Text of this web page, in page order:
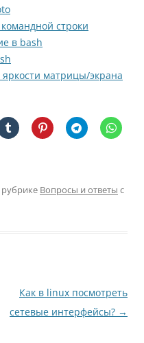
строки
в bash
яркости матрицы/экрана
Вопросы и ответы с
Как в linux посмотреть
сетевые интерфейсы? →